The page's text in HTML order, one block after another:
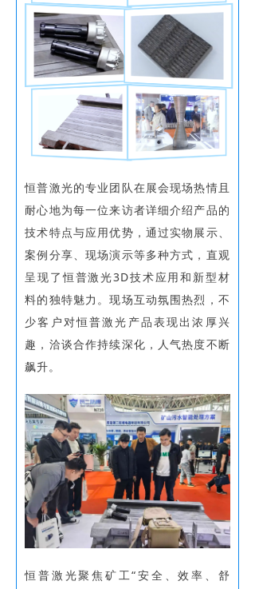
恒普激光的专业团队在展会现场热情且
耐心地为每一位来访者详细介绍产品的
技术特点与应用优势，通过实物展示、
案例分享、现场演示等多种方式，直观
呈现了恒普激光3D技术应用和新型材
料的独特魅力。现场互动氛围热烈，不
少客户对恒普激光产品表现出浓厚兴
趣，洽谈合作持续深化，人气热度不断
飙升。
恒普激光聚焦矿工“安全、效率、舒